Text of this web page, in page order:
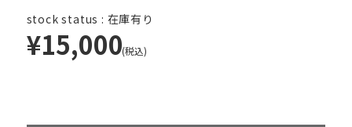
stock status : 在庫有り
¥15,000(税込)